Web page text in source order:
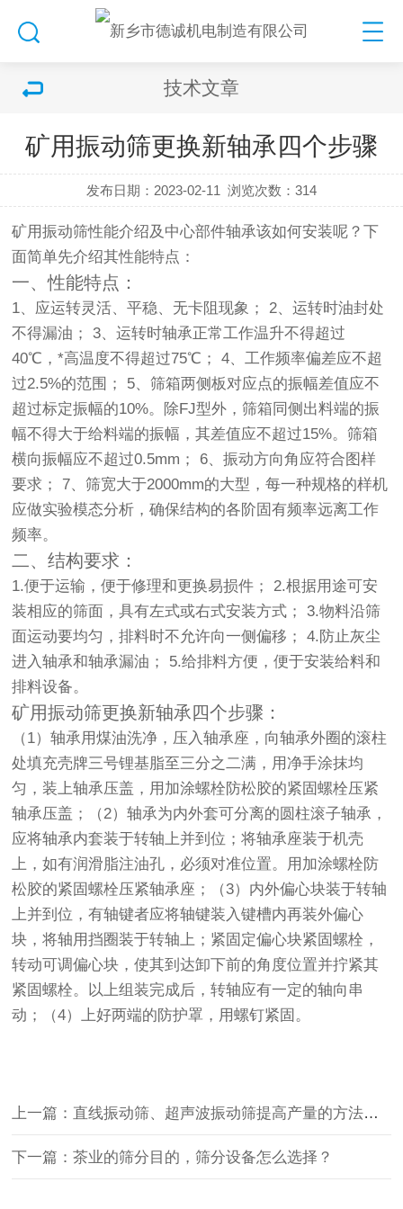
技术文章
矿用振动筛更换新轴承四个步骤
发布日期：2023-02-11 浏览次数：314
矿用振动筛性能介绍及中心部件轴承该如何安装呢？下
面简单先介绍其性能特点：
一、性能特点：
1、应运转灵活、平稳、无卡阻现象； 2、运转时油封处
不得漏油； 3、运转时轴承正常工作温升不得超过
40℃，*高温度不得超过75℃； 4、工作频率偏差应不超
过2.5%的范围； 5、筛箱两侧板对应点的振幅差值应不
超过标定振幅的10%。除FJ型外，筛箱同侧出料端的振
幅不得大于给料端的振幅，其差值应不超过15%。筛箱
横向振幅应不超过0.5mm； 6、振动方向角应符合图样
要求； 7、筛宽大于2000mm的大型，每一种规格的样机
应做实验模态分析，确保结构的各阶固有频率远离工作
频率。
二、结构要求：
1.便于运输，便于修理和更换易损件； 2.根据用途可安
装相应的筛面，具有左式或右式安装方式； 3.物料沿筛
面运动要均匀，排料时不允许向一侧偏移； 4.防止灰尘
进入轴承和轴承漏油； 5.给排料方便，便于安装给料和
排料设备。
矿用振动筛更换新轴承四个步骤：
（1）轴承用煤油洗净，压入轴承座，向轴承外圈的滚柱
处填充壳牌三号锂基脂至三分之二满，用净手涂抹均
匀，装上轴承压盖，用加涂螺栓防松胶的紧固螺栓压紧
轴承压盖；（2）轴承为内外套可分离的圆柱滚子轴承，
应将轴承内套装于转轴上并到位；将轴承座装于机壳
上，如有润滑脂注油孔，必须对准位置。用加涂螺栓防
松胶的紧固螺栓压紧轴承座；（3）内外偏心块装于转轴
上并到位，有轴键者应将轴键装入键槽内再装外偏心
块，将轴用挡圈装于转轴上；紧固定偏心块紧固螺栓，
转动可调偏心块，使其到达卸下前的角度位置并拧紧其
紧固螺栓。以上组装完成后，转轴应有一定的轴向串
动；（4）上好两端的防护罩，用螺钉紧固。
上一篇：直线振动筛、超声波振动筛提高产量的方法分别是什么？
下一篇：茶业的筛分目的，筛分设备怎么选择？